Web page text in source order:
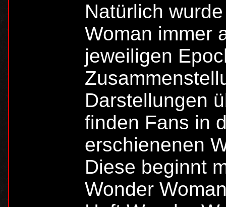
Natürlich
Woman immer
jeweiligen
Darstellungen
finden Fans in
erschienenen
Diese beginnt
Wonder